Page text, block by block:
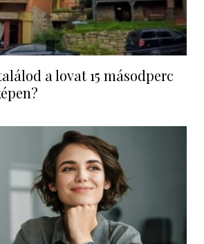
a lovat 15 másodperc